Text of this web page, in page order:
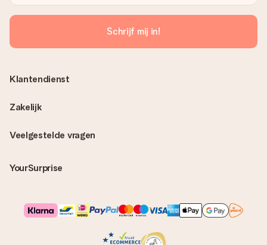
Schrijf mij in!
Veelgestelde vragen
YourSurprise
Klantendienst
Zakelijk